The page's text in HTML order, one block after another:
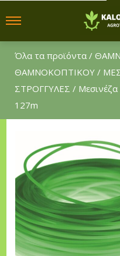
Όλα τα προϊόντα /
ΘΑΜΝΟΚΟΠΤΙΚΟΥ /
ΣΤΡΟΓΓΥΛΕΣ /
127m